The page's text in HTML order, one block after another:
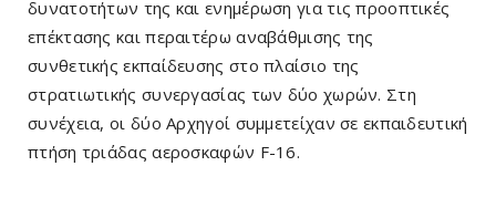
δυνατοτήτων της και ενημέρωση για τις προοπτικές
επέκτασης και περαιτέρω αναβάθμισης της
συνθετικής εκπαίδευσης στο πλαίσιο της
στρατιωτικής συνεργασίας των δύο χωρών. Στη
συνέχεια, οι δύο Αρχηγοί συμμετείχαν σε εκπαιδευτική
πτήση τριάδας αεροσκαφών F-16.